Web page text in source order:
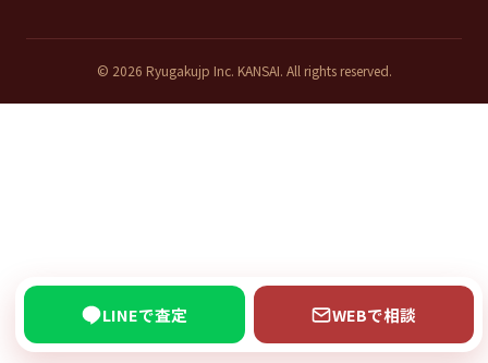
© 2026 Ryugakujp Inc. KANSAI. All rights reserved.
LINEで査定 WEBで相談